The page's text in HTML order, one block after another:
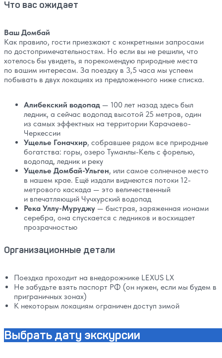
Что вас ожидает
Ваш Домбай
Как правило, гости приезжают с конкретными запросами
по достопримечательностям. Но если вы не решили, что
хотелось бы увидеть, я порекомендую природные места
по вашим интересам. За поездку в 3,5 часа мы успеем
побывать в двух локациях из предложенного ниже списка.
Алибекский водопад — 100 лет назад здесь был
ледник, а сейчас водопад высотой 25 метров, один
из самых эффектных на территории Карачаево-
Черкессии
Ущелье Гоначхир, собравшее рядом все природные
богатства: горы, озеро Туманлы-Кель с форелью,
водопад, ледник и реку
Ущелье Домбай-Ульген, или самое солнечное место
в нашем крае. Ещё издали виднеются потоки 12-
метрового каскада — это величественный
и впечатляющий Чучхурский водопад
Река Уллу-Муруджу — быстрая, заряженная ионами
серебра, она спускается с ледников и восхищает
прозрачностью
Организационные детали
Поездка проходит на внедорожнике LEXUS LX
Не забудьте взять паспорт РФ (он нужен, если мы будем в
приграничных зонах)
К некоторым локациям ограничен доступ зимой
Выбрать дату экскурсии